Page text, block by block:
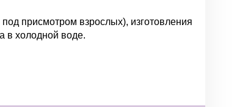
присмотром взрослых), изготовления
в холодной воде.